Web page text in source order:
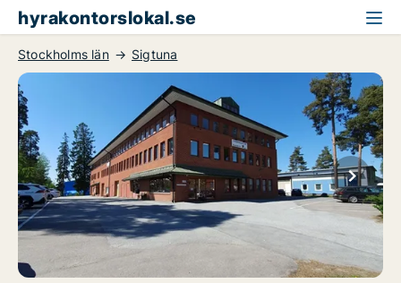
hyrakontorslokal.se
Stockholms län Sigtuna